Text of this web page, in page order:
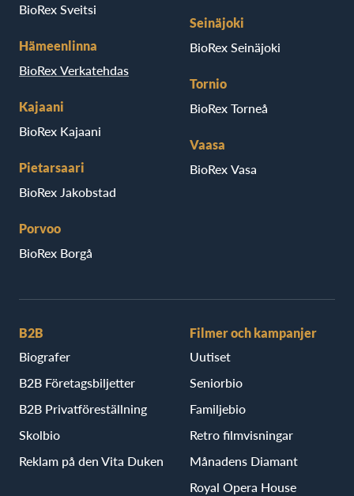
BioRex Sveitsi
Hämeenlinna
BioRex Verkatehdas
Kajaani
BioRex Kajaani
Pietarsaari
BioRex Jakobstad
Porvoo
BioRex Borgå
Seinäjoki
BioRex Seinäjoki
Tornio
BioRex Torneå
Vaasa
BioRex Vasa
B2B
Biografer
B2B Företagsbiljetter
B2B Privatföreställning
Skolbio
Reklam på den Vita Duken
Filmer och kampanjer
Uutiset
Seniorbio
Familjebio
Retro filmvisningar
Månadens Diamant
Royal Opera House